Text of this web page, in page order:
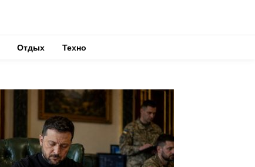
Отдых Техно